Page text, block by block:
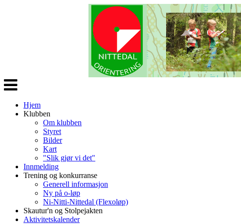
Veksle
navigasjon
Hjem
Klubben
Om klubben
Styret
Bilder
Kart
"Slik gjør vi det"
Innmelding
Trening og konkurranse
Generell informasjon
Ny på o-løp
Ni-Nitti-Nittedal (Flexoløp)
Skautur'n og Stolpejakten
Aktivitetskalender